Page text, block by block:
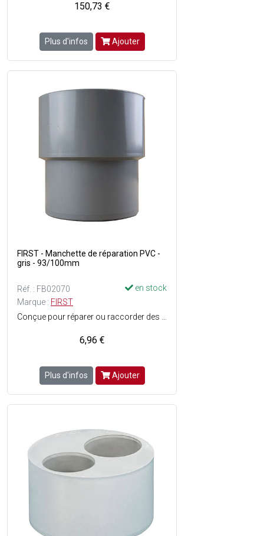
150,73 €
Plus d'infos Ajouter
FIRST - Manchette de réparation PVC -
gris - 93/100mm
Réf. : FB02070
en stock
Marque : FIRST
6,96 €
Plus d'infos Ajouter